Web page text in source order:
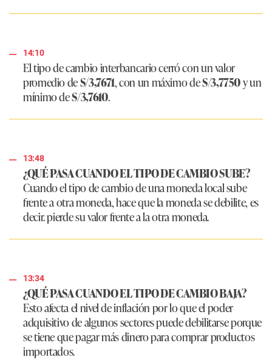
14:10
El tipo de cambio interbancario cerró con un valor
promedio deS/3,7671, con un máximo deS/3,7750y un
mínimo deS/3,7610.
13:48
¿QUÉ PASA CUANDO EL TIPO DE CAMBIO SUBE?
Cuando el tipo de cambio de una moneda local sube
frente a otra moneda, hace que la moneda se debilite, es
decir. pierde su valor frente a la otra moneda.
13:34
¿QUÉ PASA CUANDO EL TIPO DE CAMBIO BAJA?
Esto afecta el nivel de inflación por lo que el poder
adquisitivo de algunos sectores puede debilitarse porque
se tiene que pagar más dinero para comprar productos
importados.